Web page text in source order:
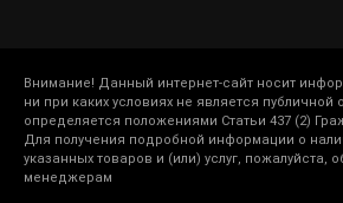
Внимание! Данный интернет-сайт носит
ни при каких условиях не является публичной
определяется положениями Статьи 437 (2)
Для получения подробной информации о
указанных товаров и (или) услуг, пожалуйста,
менеджерам